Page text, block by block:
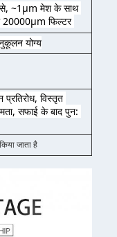
~1μm मेश के साथ
20000μm फिल्टर
योग्य
प्रतिरोध, विस्तृत
सफाई के बाद पुन:
जाता है